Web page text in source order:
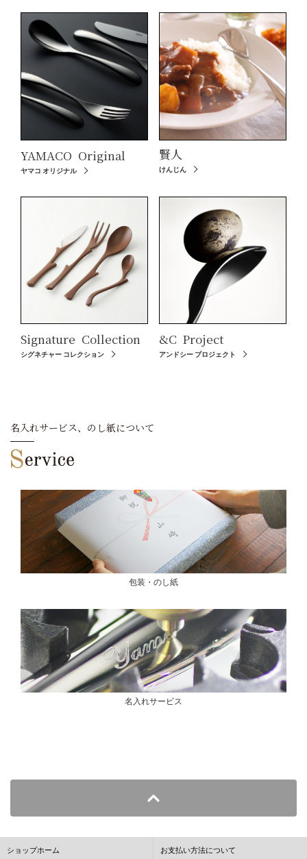
YAMACO Original
ヤマコ オリジナル
賢人
けんじん
Signature Collection
シグネチャー コレクション
&C Project
アンドシー プロジェクト
名入れサービス、のし紙について
包装・のし紙
名入れサービス
ショップホーム お支払い方法について